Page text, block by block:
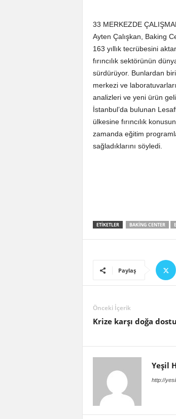
33 MERKEZDE
Ayten Çalışkan, Baking
163 yıllık tecrübesini
fırıncılık sektörünün
sürdürüyor. Bunlardan
merkezi ve
analizleri ve yeni ürün
İstanbul’da bulunan
ülkesine fırıncılık
zamanda eğitim
sağladıklarını söyledi.
ETIKETLER BAKING CENTER
Paylaş
Önceki İçerik
Krize karşı doğa
Yeşil
http://